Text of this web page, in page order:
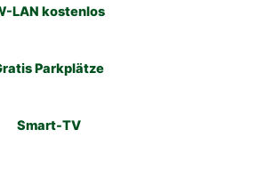
LAN kostenlos
Parkplätze
Smart-TV